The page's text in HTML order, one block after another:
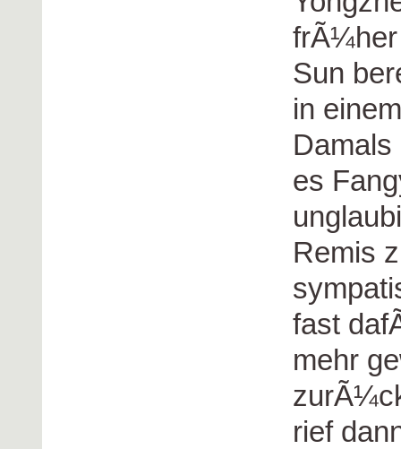
frÃ¼her
Sun
in
Damals
es
Remis
fast
mehr
rief